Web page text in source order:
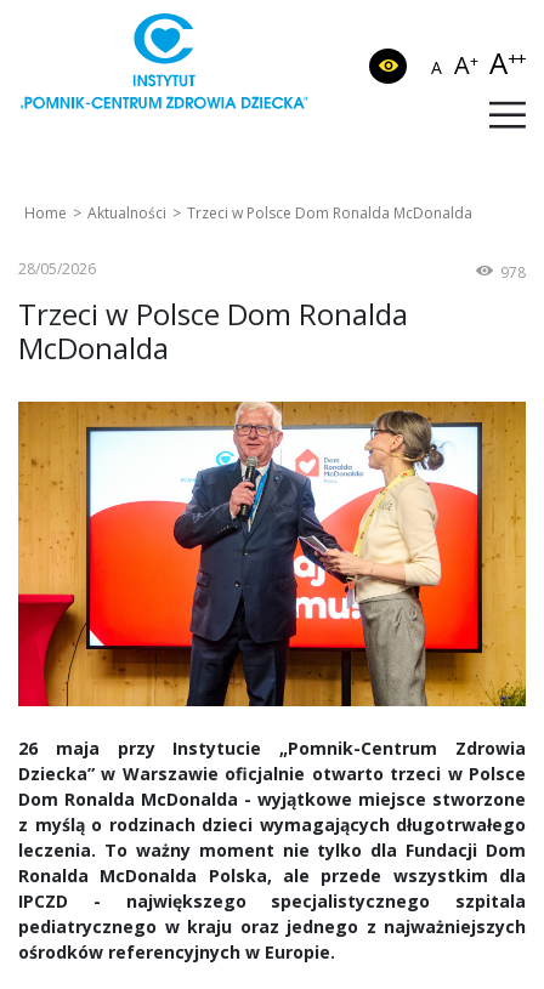
A A+ A++
Home Aktualności Trzeci w Polsce Dom Ronalda McDonalda
28/05/2026 978
Trzeci w Polsce Dom Ronalda
McDonalda
26 maja przy Instytucie „Pomnik-Centrum Zdrowia
Dziecka” w Warszawie oficjalnie otwarto trzeci w Polsce
Dom Ronalda McDonalda - wyjątkowe miejsce stworzone
z myślą o rodzinach dzieci wymagających długotrwałego
leczenia. To ważny moment nie tylko dla Fundacji Dom
Ronalda McDonalda Polska, ale przede wszystkim dla
IPCZD - największego specjalistycznego szpitala
pediatrycznego w kraju oraz jednego z najważniejszych
ośrodków referencyjnych w Europie.